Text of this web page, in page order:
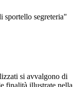
sportello segreteria"
si avvalgono di